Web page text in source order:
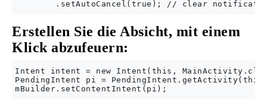
Erstellen Sie die Absicht, mit einem
Klick abzufeuern:
Intent intent = new Intent(this,
PendingIntent pi = PendingIntent.getActivity(this,